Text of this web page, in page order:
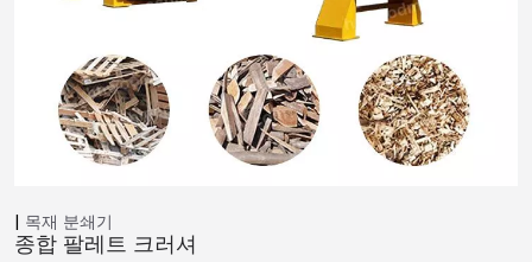
목재 분쇄기
종합 팔레트 크러셔